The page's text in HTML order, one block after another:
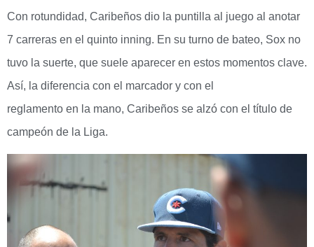
Con rotundidad, Caribeños dio la puntilla al juego al anotar
7 carreras en el quinto inning. En su turno de bateo, Sox no
tuvo la suerte, que suele aparecer en estos momentos clave.
Así, la diferencia con el marcador y con el
reglamento en la mano, Caribeños se alzó con el título de
campeón de la Liga.